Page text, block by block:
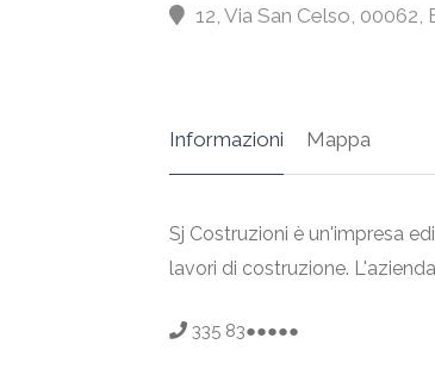
12, Via San Celso, 00062,
Informazioni Mappa
Sj Costruzioni è un'impresa
lavori di costruzione.
335 83●●●●●